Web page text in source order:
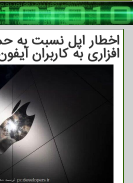
اخطار اپل نسبت به
افزاری به کاربران